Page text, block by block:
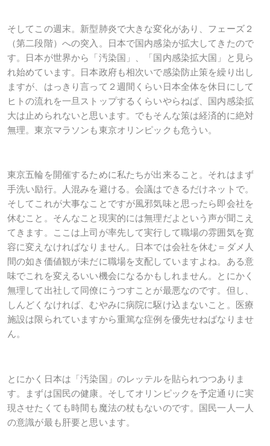
そしてこの週末。新型肺炎で大きな変化があり、フェーズ２
（第二段階）への突入。日本で国内感染が拡大してきたので
す。日本が世界から「汚染国」、「国内感染拡大国」と見ら
れ始めています。日本政府も相次いで感染防止策を繰り出し
ますが、はっきり言って２週間くらい日本全体を休日にして
ヒトの流れを一旦ストップするくらいやらねば、国内感染拡
大は止められないと思います。でもそんな策は経済的に絶対
無理。東京マラソンも東京オリンピックも危うい。
東京五輪を開催するために私たちが出来ること。それはまず
手洗い励行。人混みを避ける。会議はできるだけネットで。
そしてこれが大事なことですが風邪気味と思ったら即会社を
休むこと。そんなこと現実的には無理だよという声が聞こえ
てきます。ここは上司が率先して実行して職場の雰囲気を寛
容に変えなければなりません。日本では会社を休む＝ダメ人
間の如き価値観が未だに職場を支配していますよね。ある意
味でこれを変えるいい機会になるかもしれません。とにかく
無理して出社して同僚にうつすことが最悪なのです。但し、
しんどくなければ、むやみに病院に駆け込まないこと。医療
施設は限られていますから重篤な症例を優先せねばなりませ
ん。
とにかく日本は「汚染国」のレッテルを貼られつつありま
す。まずは国民の健康。そしてオリンピックを予定通りに実
現させたくても時間も魔法の杖もないのです。国民一人一人
の意識が最も肝要と思います。